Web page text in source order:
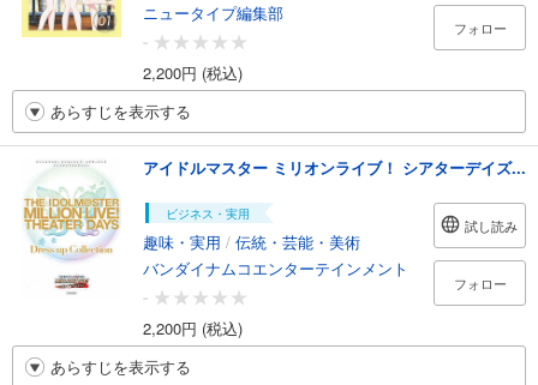
ニュータイプ編集部
-
2,200円 (税込)
フォロー
あらすじを表示する
アイドルマスター ミリオンライブ！ シアターデイズ...
ビジネス・実用
趣味・実用 / 伝統・芸能・美術
バンダイナムコエンターテインメント
-
2,200円 (税込)
試し読み
フォロー
あらすじを表示する